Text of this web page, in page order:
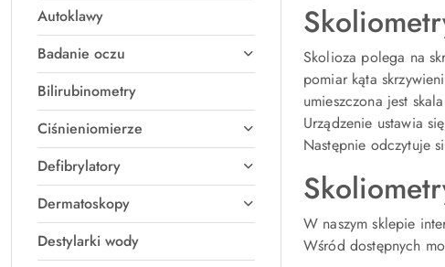
Autoklawy
Badanie oczu
Bilirubinometry
Ciśnieniomierze
Defibrylatory
Dermatoskopy
Destylarki wody
Skolioza polega na
pomiar kąta
umieszczona jest
Urządzenie ustawia
Następnie odczytuje
W naszym sklepie
Wśród dostępnych